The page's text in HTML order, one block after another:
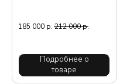
185 000 р. 212 000р.
Подробнее о
товаре